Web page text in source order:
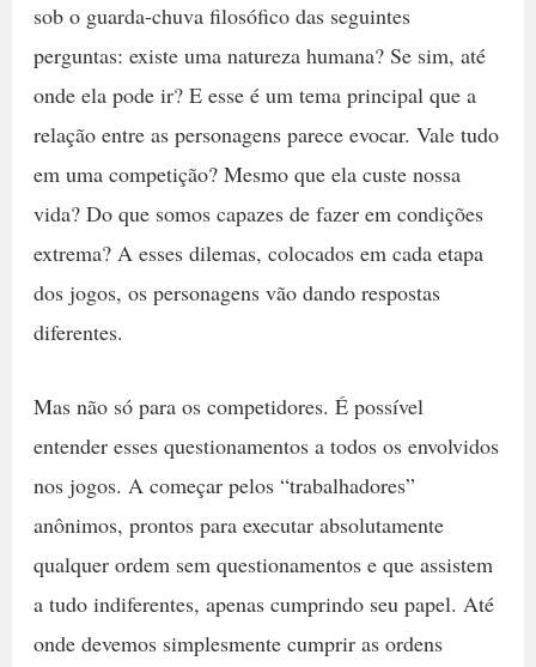
sob o guarda-chuva filosófico das seguintes
perguntas: existe uma natureza humana? Se sim, até
onde ela pode ir? E esse é um tema principal que a
relação entre as personagens parece evocar. Vale tudo
em uma competição? Mesmo que ela custe nossa
vida? Do que somos capazes de fazer em condições
extrema? A esses dilemas, colocados em cada etapa
dos jogos, os personagens vão dando respostas
diferentes.
Mas não só para os competidores. É possível
entender esses questionamentos a todos os envolvidos
nos jogos. A começar pelos “trabalhadores”
anônimos, prontos para executar absolutamente
qualquer ordem sem questionamentos e que assistem
a tudo indiferentes, apenas cumprindo seu papel. Até
onde devemos simplesmente cumprir as ordens